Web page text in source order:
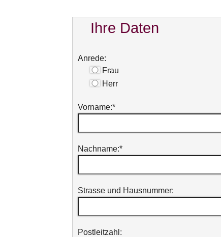
Ihre Daten
Anrede:
Frau
Herr
Vorname:*
Nachname:*
Strasse und Hausnummer:
Postleitzahl: